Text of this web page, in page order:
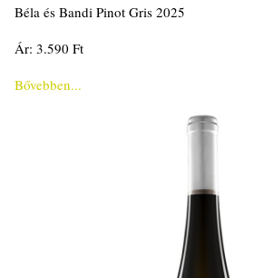
Béla és Bandi Pinot Gris 2025
Ár: 3.590 Ft
Bővebben...